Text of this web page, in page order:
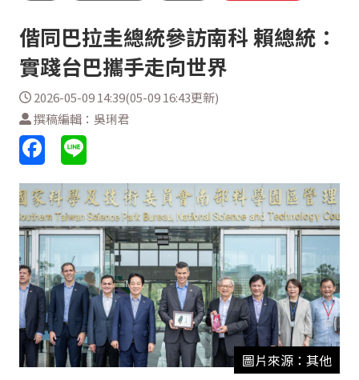
偕同巴拉圭總統參訪南科 賴總統：
實踐台巴攜手走向世界
2026-05-09 14:39(05-09 16:43更新)
撰稿編輯：吳琍君
圖片來源：其他